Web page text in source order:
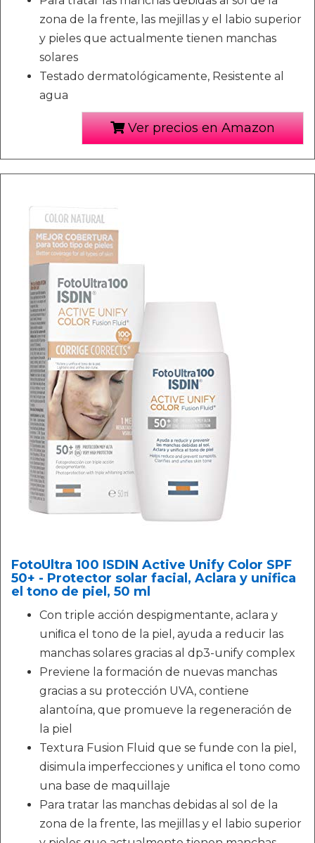
zona de la frente, las mejillas y el labio superior
y pieles que actualmente tienen manchas
solares
Testado dermatológicamente, Resistente al
agua
Ver precios en Amazon
FotoUltra 100 ISDIN Active Unify Color SPF
50+ - Protector solar facial, Aclara y unifica
el tono de piel, 50 ml
Con triple acción despigmentante, aclara y
uniﬁca el tono de la piel, ayuda a reducir las
manchas solares gracias al dp3-unify complex
Previene la formación de nuevas manchas
gracias a su protección UVA, contiene
alantoína, que promueve la regeneración de
la piel
Textura Fusion Fluid que se funde con la piel,
disimula imperfecciones y uniﬁca el tono como
una base de maquillaje
Para tratar las manchas debidas al sol de la
zona de la frente, las mejillas y el labio superior